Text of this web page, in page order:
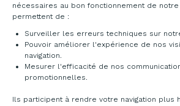
nécessaires au bon fonctionnement de
permettent de :
Surveiller les erreurs techniques sur
Pouvoir améliorer l'expérience de nos
navigation.
Mesurer l'efficacité de nos
promotionnelles.
Ils participent à rendre votre navigation plus
Axeptio consent